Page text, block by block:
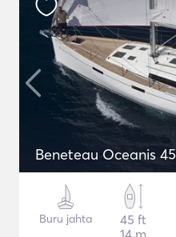
Beneteau Oceanis 45
Buru jahta
45 ft
14 m